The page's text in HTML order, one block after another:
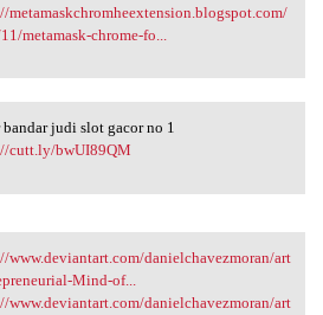
metamaskchromheextension.blogspot.com/
metamask-chrome-fo...
judi slot gacor
bandar judi slot gacor no 1
cutt.ly/bwUI89QM
www.deviantart.com/danielchavezmoran/art
Mind-of...
www.deviantart.com/danielchavezmoran/art